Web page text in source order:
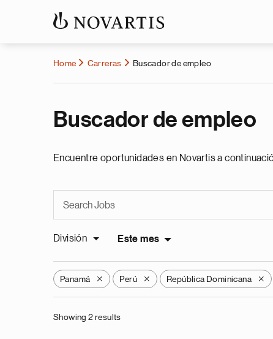
Home Carreras Buscador de empleo
Buscador de empleo
Encuentre oportunidades en Novartis a
División Este mes
Panamá X Perú X República Dominicana X
Showing 2 results